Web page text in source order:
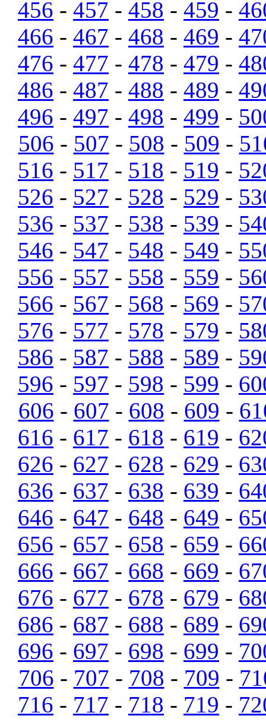
456 - 457 - 458 - 459 -
466 - 467 - 468 - 469 -
476 - 477 - 478 - 479 -
486 - 487 - 488 - 489 -
496 - 497 - 498 - 499 -
506 - 507 - 508 - 509 -
516 - 517 - 518 - 519 -
526 - 527 - 528 - 529 -
536 - 537 - 538 - 539 -
546 - 547 - 548 - 549 -
556 - 557 - 558 - 559 -
566 - 567 - 568 - 569 -
576 - 577 - 578 - 579 -
586 - 587 - 588 - 589 -
596 - 597 - 598 - 599 -
606 - 607 - 608 - 609 -
616 - 617 - 618 - 619 -
626 - 627 - 628 - 629 -
636 - 637 - 638 - 639 -
646 - 647 - 648 - 649 -
656 - 657 - 658 - 659 -
666 - 667 - 668 - 669 -
676 - 677 - 678 - 679 -
686 - 687 - 688 - 689 -
696 - 697 - 698 - 699 -
706 - 707 - 708 - 709 -
716 - 717 - 718 - 719 -